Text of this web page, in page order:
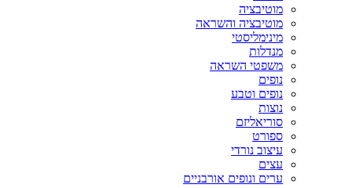
מוטיבציה
מוטיבציה והשראה
מינימליסטי
מנדלות
משפטי השראה
נופים
נופים וטבע
נוצות
סוריאליזם
ספורט
עיצוב נורדי
עצים
ערים ונופים אורבניים